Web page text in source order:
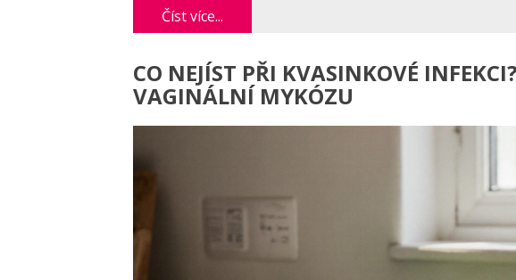
Číst více...
CO NEJÍST PŘI KVASINKOVÉ
VAGINÁLNÍ MYKÓZU